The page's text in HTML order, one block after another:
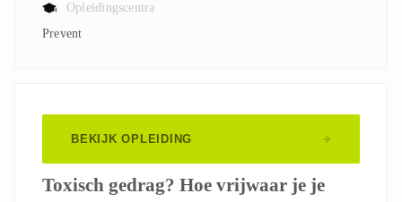
Opleidingscentra
Prevent
BEKIJK OPLEIDING
Toxisch gedrag? Hoe vrijwaar je je